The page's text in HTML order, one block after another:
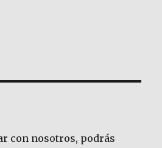
con nosotros, podrás